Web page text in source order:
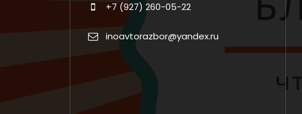
+7 (927) 260-05-22
inoavtorazbor@yandex.ru